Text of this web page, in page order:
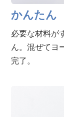
かんたん
必要な材料が
ん。混ぜてヨ
完了。